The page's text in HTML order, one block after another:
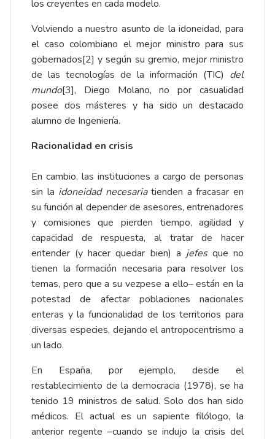
los creyentes en cada modelo.
Volviendo a nuestro asunto de la idoneidad, para
el caso colombiano el mejor ministro para sus
gobernados[2] y según su gremio, mejor ministro
de las tecnologías de la información (TIC) del
mundo[3], Diego Molano, no por casualidad
posee dos másteres y ha sido un destacado
alumno de Ingeniería.
Racionalidad en crisis
En cambio, las instituciones a cargo de personas
sin la idoneidad necesariatienden a fracasar en
su función al depender de asesores, entrenadores
y comisiones que pierden tiempo, agilidad y
capacidad de respuesta, al tratar de hacer
entender (y hacer quedar bien) a jefesque no
tienen la formación necesaria para resolver los
temas, pero que a su vezpese a ello– están en la
potestad de afectar poblaciones nacionales
enteras y la funcionalidad de los territorios para
diversas especies, dejando el antropocentrismo a
un lado.
En España, por ejemplo, desde el
restablecimiento de la democracia (1978), se ha
tenido 19 ministros de salud. Solo dos han sido
médicos. El actual es un sapiente filólogo, la
anterior regente –cuando se indujo la crisis del